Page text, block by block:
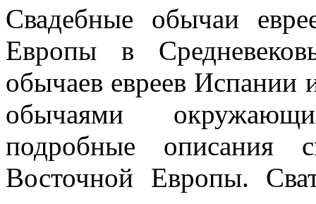
Свадебные обычаи
Европы в
обычаев евреев
обычаями
подробные описания
Восточной Европы.